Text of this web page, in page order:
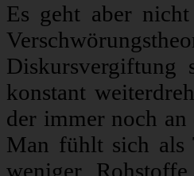
Es geht aber
Diskursvergiftung
konstant
der immer noch
Man fühlt sich als
weniger